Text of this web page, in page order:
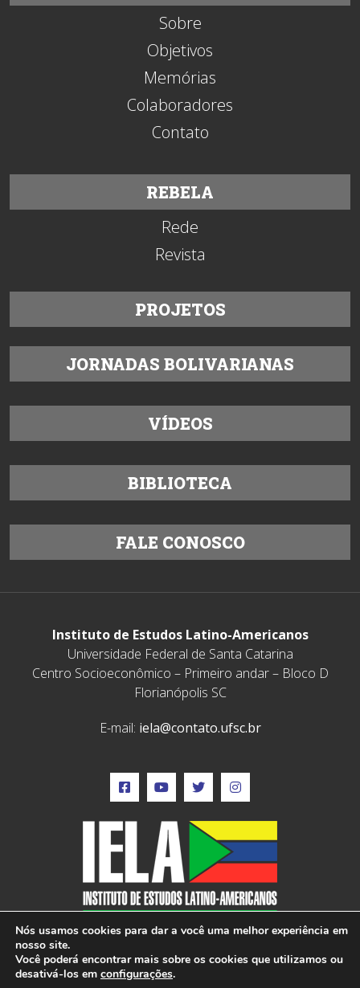
Sobre
Objetivos
Memórias
Colaboradores
Contato
REBELA
Rede
Revista
PROJETOS
JORNADAS BOLIVARIANAS
VÍDEOS
BIBLIOTECA
FALE CONOSCO
Instituto de Estudos Latino-Americanos
Universidade Federal de Santa Catarina
Centro Socioeconômico – Primeiro andar – Bloco D
Florianópolis SC
E-mail: iela@contato.ufsc.br
Nós usamos cookies para dar a você uma melhor experiência em
nosso site.
Você poderá encontrar mais sobre os cookies que utilizamos ou
desativá-los em configurações.